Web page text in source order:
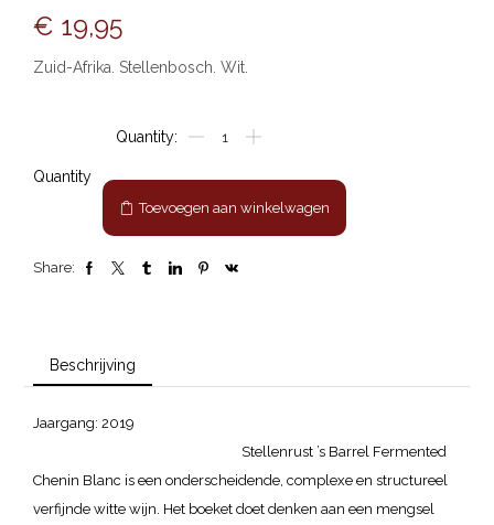
€ 19,95
Zuid-Afrika. Stellenbosch. Wit.
Quantity
Stellenrust
"Chenin
White
aantal
Toevoegen aan winkelwagen
Share:
Beschrijving
Jaargang: 2019
Stellenrust ’s Barrel Fermented
Chenin Blanc is een onderscheidende, complexe en structureel
verfijnde witte wijn. Het boeket doet denken aan een mengsel